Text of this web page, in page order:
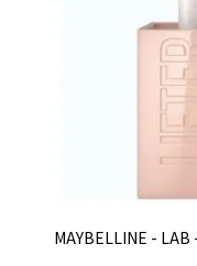
MAYBELLINE - LAB